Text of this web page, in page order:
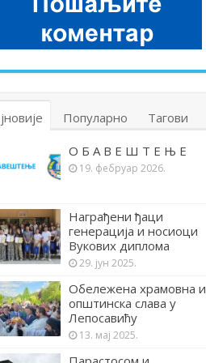
Популарно Тагови
О Б А В Е Ш Т Е Њ Е
19. фебруар 2026.
Награђени ђаци
генерација и носиоци
Вукових диплома
29. јун 2025.
Обележена храмовна и
општинска слава у
Лепосавићу
13. мај 2025.